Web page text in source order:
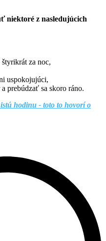
niektoré z nasledujúcich
za noc,
uspokojujúci,
prebúdzať sa skoro ráno.
hodinu - toto to hovorí o